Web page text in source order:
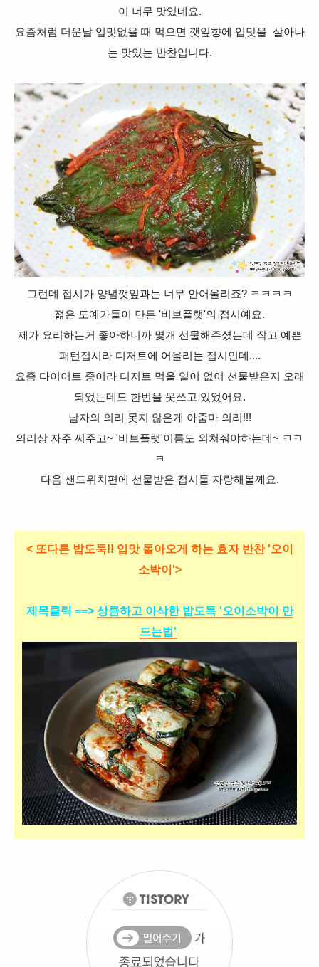
이 너무 맛있네요.
요즘처럼 더운날 입맛없을 때 먹으면 깻잎향에 입맛을 살아나
는 맛있는 반찬입니다.
그런데 접시가 양념깻잎과는 너무 안어울리죠? ㅋㅋㅋㅋ
젊은 도예가들이 만든 '비브플랫'의 접시예요.
제가 요리하는거 좋아하니까 몇개 선물해주셨는데 작고 예쁜
패턴접시라 디저트에 어울리는 접시인데....
요즘 다이어트 중이라 디저트 먹을 일이 없어 선물받은지 오래
되었는데도 한번을 못쓰고 있었어요.
남자의 의리 못지 않은게 아줌마 의리!!!
의리상 자주 써주고~ '비브플랫'이름도 외쳐줘야하는데~ ㅋㅋ
ㅋ
다음 샌드위치편에 선물받은 접시들 자랑해볼께요.
< 또다른 밥도둑!! 입맛 돌아오게 하는 효자 반찬 '오이
소박이'>
제목클릭 ==> 상큼하고 아삭한 밥도둑 '오이소박이 만
드는법'